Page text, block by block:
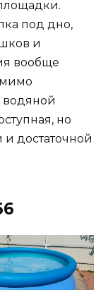
под дно,
и
вообще
водяной
но
достаточной